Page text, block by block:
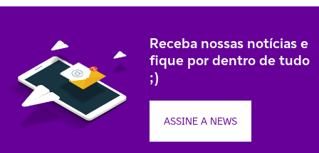
Receba nossas notícias e
fique por dentro de tudo
;)
ASSINE A NEWS